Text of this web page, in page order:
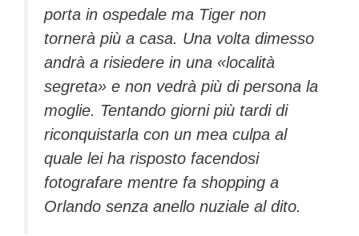
porta in ospedale ma Tiger non
tornerà più a casa. Una volta dimesso
andrà a risiedere in una «località
segreta» e non vedrà più di persona la
moglie. Tentando giorni più tardi di
riconquistarla con un mea culpa al
quale lei ha risposto facendosi
fotografare mentre fa shopping a
Orlando senza anello nuziale al dito.